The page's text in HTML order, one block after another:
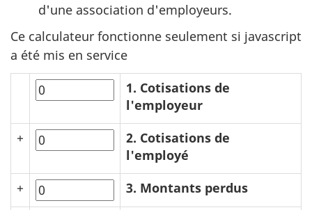
d'une association d'employeurs.
Ce calculateur fonctionne seulement si javascript
a été mis en service
1. Cotisations de
l'employeur
+
2. Cotisations de
l'employé
+
3. Montants perdus